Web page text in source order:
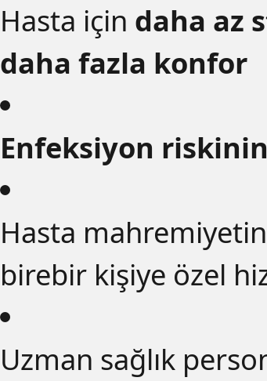
Hasta için daha az
daha fazla konfor
Enfeksiyon
Hasta
birebir kişiye özel
Uzman sağlık